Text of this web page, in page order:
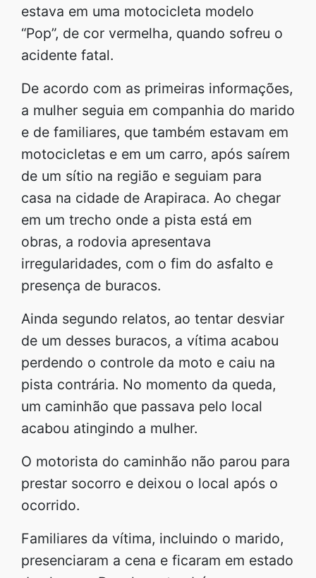
estava em uma motocicleta modelo
“Pop”, de cor vermelha, quando sofreu o
acidente fatal.
De acordo com as primeiras informações,
a mulher seguia em companhia do marido
e de familiares, que também estavam em
motocicletas e em um carro, após saírem
de um sítio na região e seguiam para
casa na cidade de Arapiraca. Ao chegar
em um trecho onde a pista está em
obras, a rodovia apresentava
irregularidades, com o fim do asfalto e
presença de buracos.
Ainda segundo relatos, ao tentar desviar
de um desses buracos, a vítima acabou
perdendo o controle da moto e caiu na
pista contrária. No momento da queda,
um caminhão que passava pelo local
acabou atingindo a mulher.
O motorista do caminhão não parou para
prestar socorro e deixou o local após o
ocorrido.
Familiares da vítima, incluindo o marido,
presenciaram a cena e ficaram em estado